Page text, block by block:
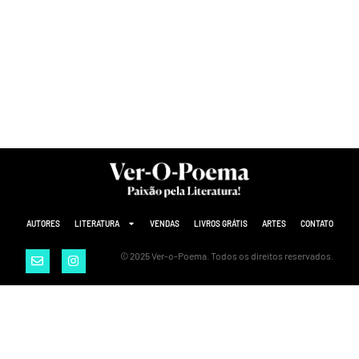
AUTORES LITERATURA VENDAS LIVROS GRÁTIS ARTES CONTATO
© 2025 Ver-o-Poema. Todos os direitos reservados.